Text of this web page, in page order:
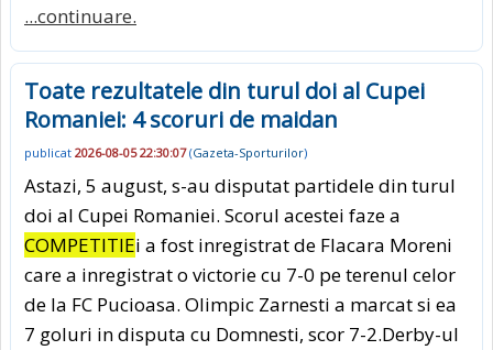
...continuare.
Toate rezultatele din turul doi al Cupei
Romaniei: 4 scoruri de maidan
publicat 2026-08-05 22:30:07(Gazeta-Sporturilor)
Astazi, 5 august, s-au disputat partidele din turul
doi al Cupei Romaniei. Scorul acestei faze a
COMPETITIEi a fost inregistrat de Flacara Moreni
care a inregistrat o victorie cu 7-0 pe terenul celor
de la FC Pucioasa. Olimpic Zarnesti a marcat si ea
7 goluri in disputa cu Domnesti, scor 7-2.Derby-ul